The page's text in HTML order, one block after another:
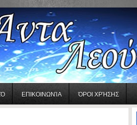
ΕΠΙΚΟΙΝΩΝΊΑ ΌΡΟΙ ΧΡΉΣΗΣ